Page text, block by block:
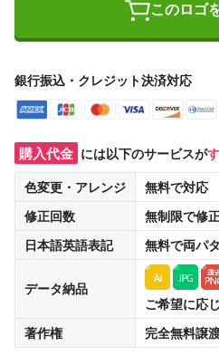
このロゴ
銀行振込・クレジット決済対応
購入代金 には以下のサービスが
色変更・アレンジ
無料で対応
修正回数
無制限で修
日本語英語表記
無料で両パ
データ納品
ご希望に応
著作権
完全無料譲